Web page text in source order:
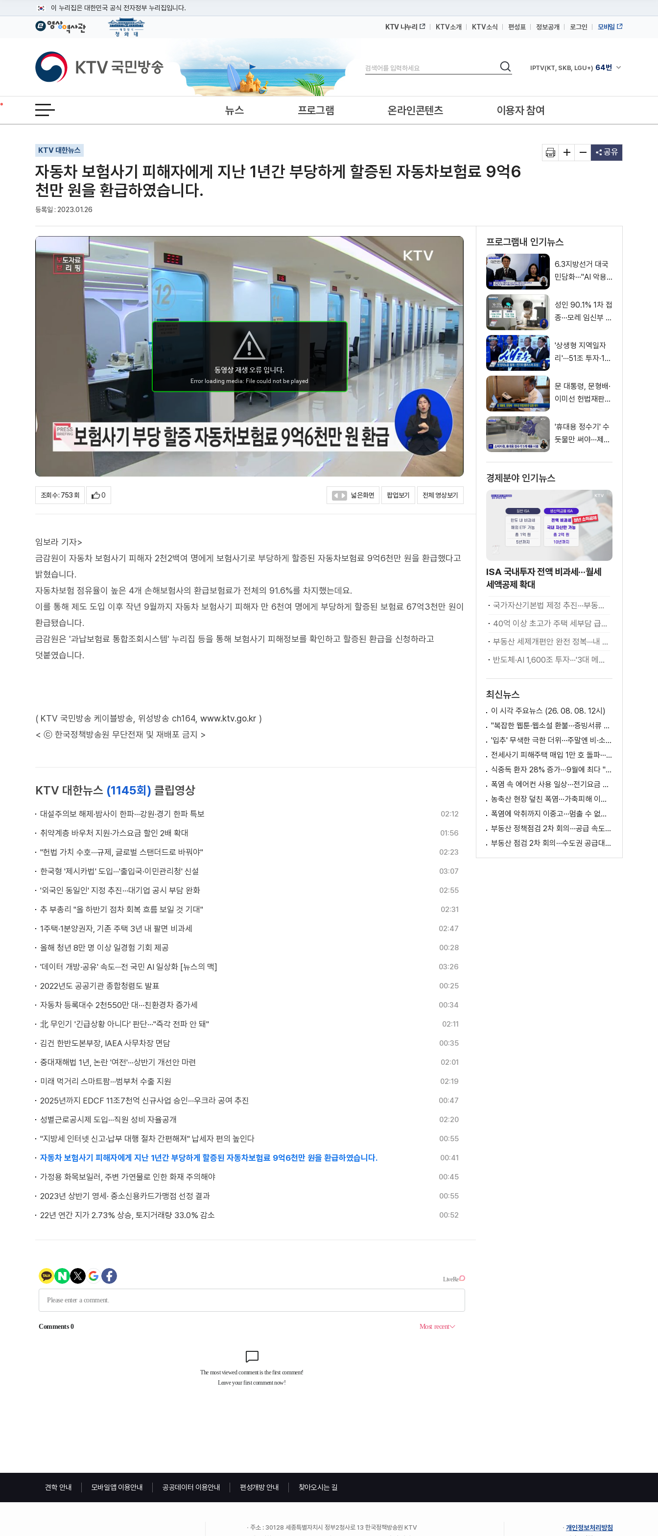
이 누리집은 대한민국 공식 전자정부 누리집입니다.
공식 누리집 주소 확인하기
이밖에 or.kr 또는 .kr등 다른 도메인 주소를 사용하고 있다면 아래 URL에서 도메인 주소를 확인해 보세요
운영중인 공식 누리집보기
KTV 나누리 KTV소개 KTV소식 편성표 정보공개 로그인 모바일
KTV국민방송
검색
검색 채널안내 펼쳐
IPTV(KT, SKB, LGU+) 64번
IPTV(KT, SKB, LGU+)
전체메뉴 열기 뉴스 프로그램 온라인콘텐츠 이용자 참여
KTV 대한뉴스
자동차 보험사기 피해자에게 지난 1년간 부당하게 할증된 자동차보험료 9억6
천만 원을 환급하였습니다.
등록일 : 2023.01.26
기사인쇄
글자확대
글자축소 공유
조회수 : 753 회 0 넓은화면 팝업보기 전체 영상보기
임보라 기자>
금감원이 자동차 보험사기 피해자 2천2백여 명에게 보험사기로 부당하게 할증된 자동차보험료 9억6천만 원을 환급했다고
밝혔습니다.
자동차보험 점유율이 높은 4개 손해보험사의 환급보험료가 전체의 91.6%를 차지했는데요.
이를 통해 제도 도입 이후 작년 9월까지 자동차 보험사기 피해자 만 6천여 명에게 부당하게 할증된 보험료 67억3천만 원이
환급됐습니다.
금감원은 '과납보험료 통합조회시스템' 누리집 등을 통해 보험사기 피해정보를 확인하고 할증된 환급을 신청하라고
덧붙였습니다.
( KTV 국민방송 케이블방송, 위성방송 ch164, www.ktv.go.kr )
< ⓒ 한국정책방송원 무단전재 및 재배포 금지 >
KTV 대한뉴스 (1145회) 클립영상
대설주의보 해제·밤사이 한파···강원·경기 한파 특보 02:12
취약계층 바우처 지원·가스요금 할인 2배 확대 01:56
"헌법 가치 수호···규제, 글로벌 스탠더드로 바꿔야" 02:23
한국형 '제시카법' 도입···'출입국·이민관리청' 신설 03:07
'외국인 동일인' 지정 추진···대기업 공시 부담 완화 02:55
추 부총리 "올 하반기 점차 회복 흐름 보일 것 기대" 02:31
1주택·1분양권자, 기존 주택 3년 내 팔면 비과세 02:47
올해 청년 8만 명 이상 일경험 기회 제공 00:28
'데이터 개방·공유' 속도···전 국민 AI 일상화 [뉴스의 맥] 03:26
2022년도 공공기관 종합청렴도 발표 00:25
자동차 등록대수 2천550만 대···친환경차 증가세 00:34
北 무인기 '긴급상황 아니다' 판단···"즉각 전파 안 돼" 02:11
김건 한반도본부장, IAEA 사무차장 면담 00:35
중대재해법 1년, 논란 '여전'···상반기 개선안 마련 02:01
미래 먹거리 스마트팜···범부처 수출 지원 02:19
2025년까지 EDCF 11조7천억 신규사업 승인···우크라 공여 추진 00:47
성별근로공시제 도입···직원 성비 자율공개 02:20
"지방세 인터넷 신고·납부 대행 절차 간편해져" 납세자 편의 높인다 00:55
자동차 보험사기 피해자에게 지난 1년간 부당하게 할증된 자동차보험료 9억6천만 원을 환급하였습니다. 00:41
가정용 화목보일러, 주변 가연물로 인한 화재 주의해야 00:45
2023년 상반기 영세· 중소신용카드가맹점 선정 결과 00:55
22년 연간 지가 2.73% 상승, 토지거래량 33.0% 감소 00:52
프로그램내 인기뉴스
6.3지방선거 대국
민담화···"AI 악용
성인 90.1% 1차 접
종···모레 임신부 사
'상생형 지역일자
리'···51조 투자·13
문 대통령, 문형배·
이미선 헌법재판관
'휴대용 정수기' 수
돗물만 써야···제품
경제분야 인기뉴스
ISA 국내투자 전액 비과세···월세
세액공제 확대
국가자산기본법 제정 추진···부동산·주식 등 통합 관리
40억 이상 초고가 주택 세부담 급증···실수요자 보호 강화
부동산 세제개편안 완전 정복···내 세금 어떻게 달라지나? [K-정책 사용법]
반도체·AI 1,600조 투자···'3대 메가프로젝트' 속도
최신뉴스
이 시각 주요뉴스 (26. 08. 08. 12시)
"복잡한 웹툰·웹소설 환불···증빙서류 요구까지"
'입추' 무색한 극한 더위···주말엔 비·소나기
전세사기 피해주택 매입 1만 호 돌파···피해 지원 속도
식중독 환자 28% 증가···9월에 최다 "입추 방심 금물"
폭염 속 에어컨 사용 일상···전기요금 줄이려면?
농축산 현장 덮친 폭염···가축피해 이틀 새 28만 마리↑
폭염에 악취까지 이중고···멈출 수 없는 필수노동
부동산 정책점검 2차 회의···공급 속도전 본격화하나
부동산 점검 2차 회의···수도권 공급대책 논의
견학 안내 모바일앱 이용안내 공공데이터 이용안내 편성개방 안내 찾아오시는 길
주소 : 30128 세종특별자치시 정부2청사로 13 한국정책방송원 KTV
개인정보처리방침